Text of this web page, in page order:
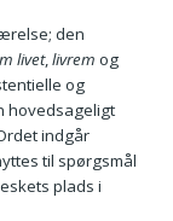
den
livet,livrem og
og
hovedsageligt
indgår
til spørgsmål
plads i